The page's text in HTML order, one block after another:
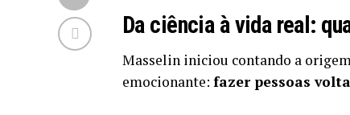
Da ciência à vida real:
Masselin iniciou contando a
emocionante: fazer pessoas